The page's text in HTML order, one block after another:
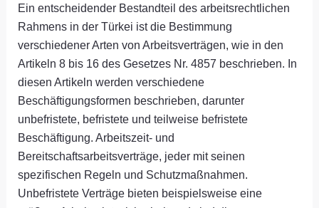
Ein entscheidender Bestandteil des arbeitsrechtlichen
Rahmens in der Türkei ist die Bestimmung
verschiedener Arten von Arbeitsverträgen, wie in den
Artikeln 8 bis 16 des Gesetzes Nr. 4857 beschrieben. In
diesen Artikeln werden verschiedene
Beschäftigungsformen beschrieben, darunter
unbefristete, befristete und teilweise befristete
Beschäftigung. Arbeitszeit- und
Bereitschaftsarbeitsverträge, jeder mit seinen
spezifischen Regeln und Schutzmaßnahmen.
Unbefristete Verträge bieten beispielsweise eine